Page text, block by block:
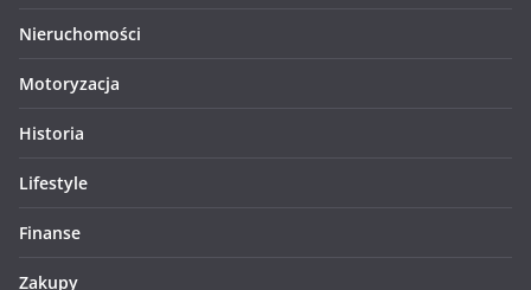
Nieruchomości
Motoryzacja
Historia
Lifestyle
Finanse
Zakupy